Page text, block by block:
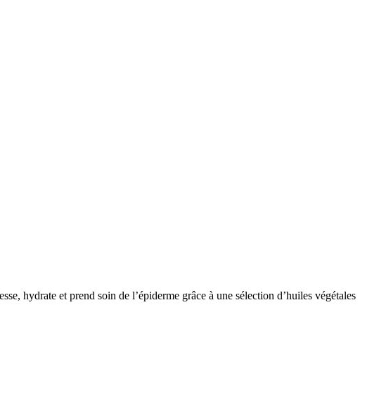
hydrate et prend soin de l’épiderme grâce à une sélection d’huiles végétales